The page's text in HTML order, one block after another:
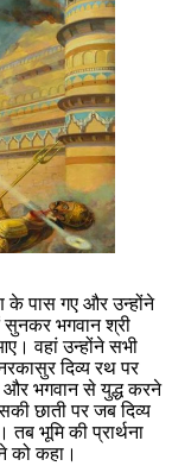
के पास गए और उन्होंने
सुनकर भगवान श्री
वहां उन्होंने सभी
दिव्य रथ पर
भगवान से युद्ध करने
छाती पर जब दिव्य
भूमि की प्रार्थना
को कहा।